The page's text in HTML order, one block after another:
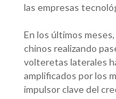
las empresas
En los últimos
chinos realizando
volteretas laterales
amplificados por los
impulsor clave del